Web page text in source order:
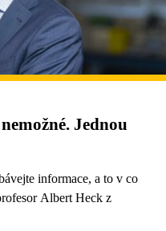
Jednou
informace, a to v co
Albert Heck z